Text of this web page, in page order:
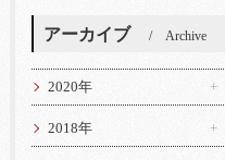
アーカイブ Archive
2020年
2018年